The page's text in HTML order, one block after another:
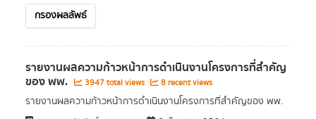
กรองผลลัพธ์
รายงานผลความก้าวหน้าการดำเนินงานโครงการที่สำคัญ
ของ พพ. 3947 total views 8 recent views
รายงานผลความก้าวหน้าการดำเนินงานโครงการที่สำคัญของ พพ.